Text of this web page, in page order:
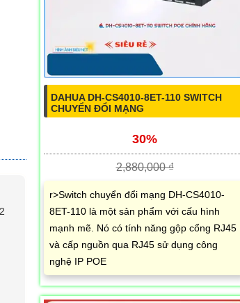
DAHUA DH-CS4010-8ET-110 SWITCH
CHUYỂN ĐỔI MẠNG
30%
2,880,000 ₫
r>Switch chuyển đổi mạng DH-CS4010-
8ET-110 là một sản phẩm với cấu hình
mạnh mẽ. Nó có tính năng gộp cổng RJ45
và cấp nguồn qua RJ45 sử dụng công
nghệ IP POE